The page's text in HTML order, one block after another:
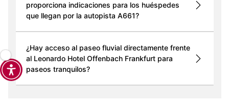
proporciona indicaciones para los huéspedes
que llegan por la autopista A661?
¿Hay acceso al paseo fluvial directamente frente
al Leonardo Hotel Offenbach Frankfurt para
paseos tranquilos?